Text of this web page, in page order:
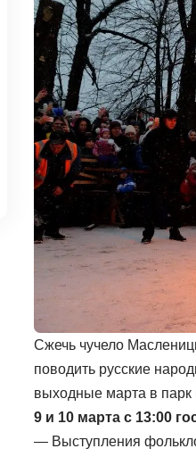
Сжечь чучело
поводить русские
выходные марта в
9 и 10 марта с 13:00
— Выступления